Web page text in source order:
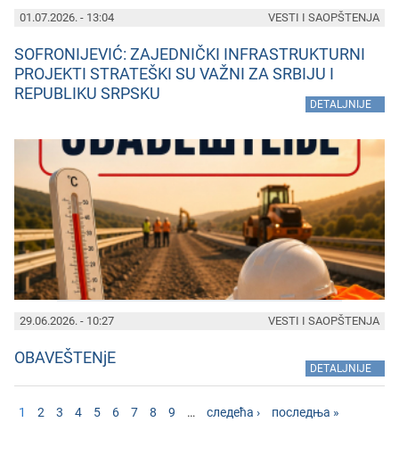
01.07.2026. - 13:04
SOFRONIJEVIĆ: ZAJEDNIČKI INFRASTRUKTURNI
PROJEKTI STRATEŠKI SU VAŽNI ZA SRBIJU I
REPUBLIKU SRPSKU
DETALJNIJE
VESTI I SAOPŠTENJA
29.06.2026. - 10:27
OBAVEŠTENjE
DETALJNIJE
VESTI I SAOPŠTENJA
1 2 3 4 5 6 7 8 9 … следећа › последња »